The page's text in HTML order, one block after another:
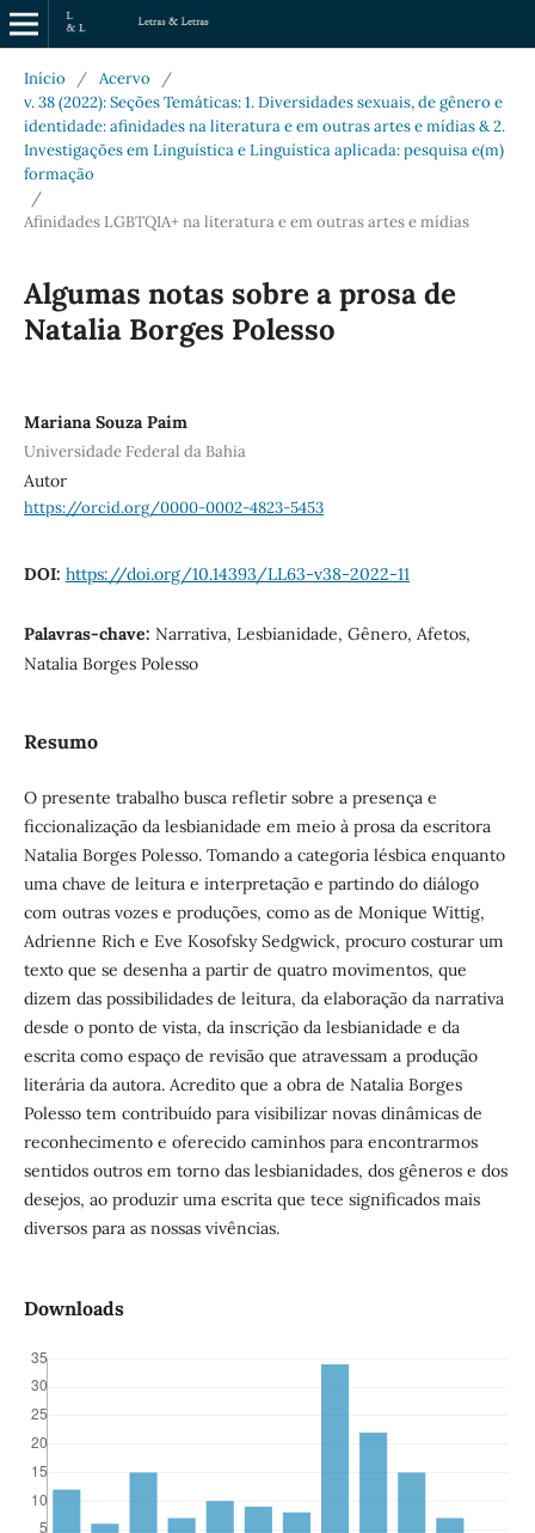
Início / Acervo
/
v. 38 (2022): Seções Temáticas: 1. Diversidades sexuais, de gênero e
identidade: afinidades na literatura e em outras artes e mídias & 2.
Investigações em Linguística e Linguística aplicada: pesquisa e(m)
formação
/
Afinidades LGBTQIA+ na literatura e em outras artes e mídias
Algumas notas sobre a prosa de
Natalia Borges Polesso
Mariana Souza Paim
Universidade Federal da Bahia
Autor
https://orcid.org/0000-0002-4823-5453
DOI: https://doi.org/10.14393/LL63-v38-2022-11
Palavras-chave: Narrativa, Lesbianidade, Gênero, Afetos,
Natalia Borges Polesso
Resumo
O presente trabalho busca refletir sobre a presença e
ficcionalização da lesbianidade em meio à prosa da escritora
Natalia Borges Polesso. Tomando a categoria lésbica enquanto
uma chave de leitura e interpretação e partindo do diálogo
com outras vozes e produções, como as de Monique Wittig,
Adrienne Rich e Eve Kosofsky Sedgwick, procuro costurar um
texto que se desenha a partir de quatro movimentos, que
dizem das possibilidades de leitura, da elaboração da narrativa
desde o ponto de vista, da inscrição da lesbianidade e da
escrita como espaço de revisão que atravessam a produção
literária da autora. Acredito que a obra de Natalia Borges
Polesso tem contribuído para visibilizar novas dinâmicas de
reconhecimento e oferecido caminhos para encontrarmos
sentidos outros em torno das lesbianidades, dos gêneros e dos
desejos, ao produzir uma escrita que tece significados mais
diversos para as nossas vivências.
Downloads